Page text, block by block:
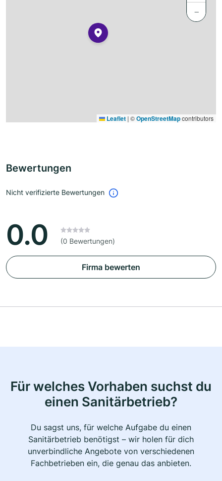
−
Leaflet | ©OpenStreetMapcontributors
Bewertungen
Nicht verifizierte Bewertungen
0.0 (0 Bewertungen)
Firma bewerten
Für welches Vorhaben suchst du
einen Sanitärbetrieb?
Du sagst uns, für welche Aufgabe du einen
Sanitärbetrieb benötigst – wir holen für dich
unverbindliche Angebote von verschiedenen
Fachbetrieben ein, die genau das anbieten.